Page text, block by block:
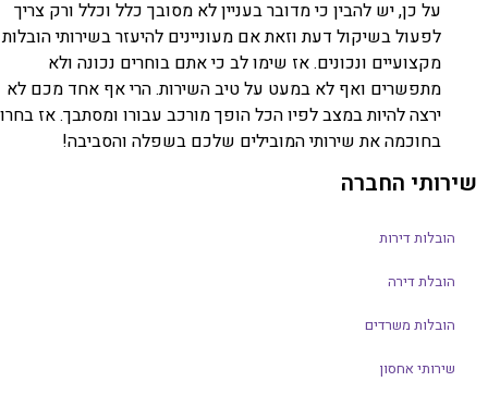
שירותי החברה
הובלות דירות
הובלת דירה
הובלות משרדים
שירותי אחסון
על כן, יש להבין כי מדובר בעניין לא מסובך כלל וכלל ורק צריך
לפעול בשיקול דעת וזאת אם מעוניינים להיעזר בשירותי הובלות
מקצועיים ונכונים. אז שימו לב כי אתם בוחרים נכונה ולא
מתפשרים ואף לא במעט על טיב השירות. הרי אף אחד מכם לא
ירצה להיות במצב לפיו הכל הופך מורכב עבורו ומסתבך. אז בחרו
בחוכמה את שירותי המובילים שלכם בשפלה והסביבה!